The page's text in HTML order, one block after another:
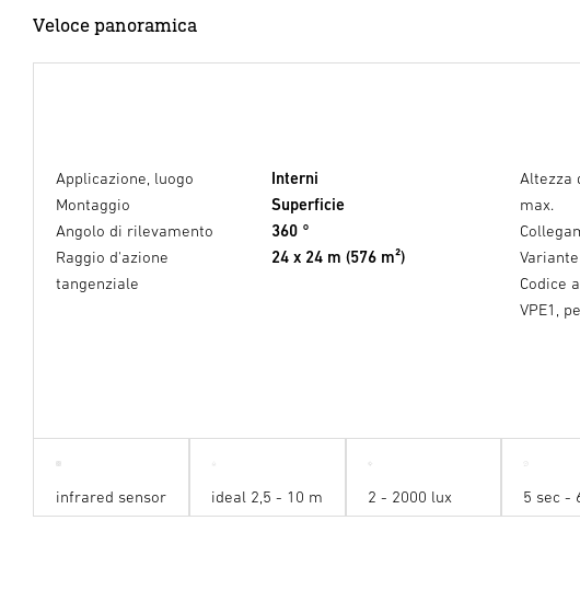
Veloce panoramica
Applicazione, luogo
Interni
Montaggio
Superficie
Angolo di rilevamento
360 °
Raggio d'azione
tangenziale
24 x 24 m (576 m²)
Altezza
max.
Variante
Codice
VPE1,
infrared sensor ideal 2,5 - 10 m 2 - 2000 lux 5 sec -